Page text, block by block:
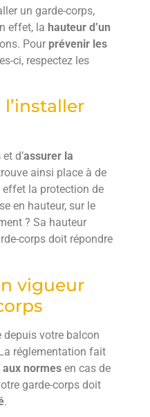
un garde-corps,
effet, la hauteur d’un
Pour prévenir les
ci, respectez les
et d’assurer la
ainsi place à de
effet la protection de
en hauteur, sur le
? Sa hauteur
corps doit répondre
vigueur
depuis votre balcon
réglementation fait
aux normes en cas de
garde-corps doit
.